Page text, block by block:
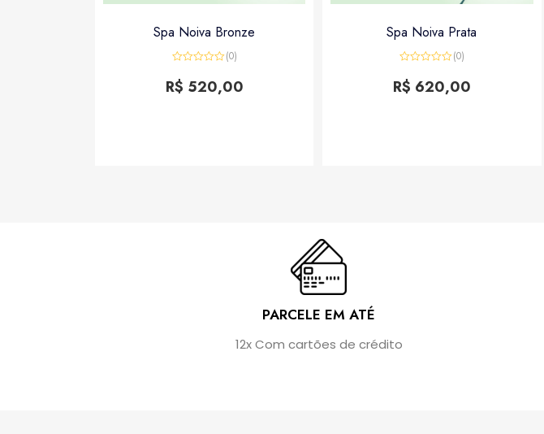
Spa Noiva Bronze
0
out
(0)
R$ 520,00
Spa Noiva Prata
0
out
(0)
R$ 620,00
PARCELE EM ATÉ
12x Com cartões de crédito